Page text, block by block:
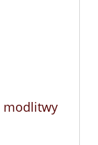
modlitwy